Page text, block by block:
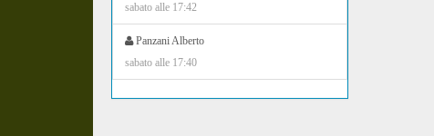
sabato alle 17:42
Panzani Alberto
sabato alle 17:40